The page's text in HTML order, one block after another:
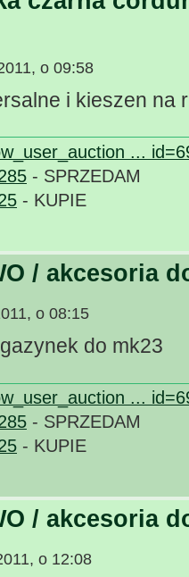
o 09:58
i kieszen na
...
- SPRZEDAM
- KUPIE
/ akcesoria
o 08:15
do mk23
...
- SPRZEDAM
- KUPIE
/ akcesoria
o 12:08